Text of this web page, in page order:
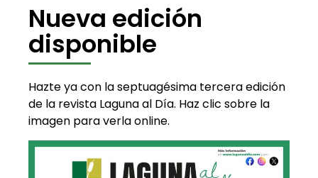
Nueva edición
disponible
Hazte ya con la septuagésima tercera edición
de la revista Laguna al Día. Haz clic sobre la
imagen para verla online.